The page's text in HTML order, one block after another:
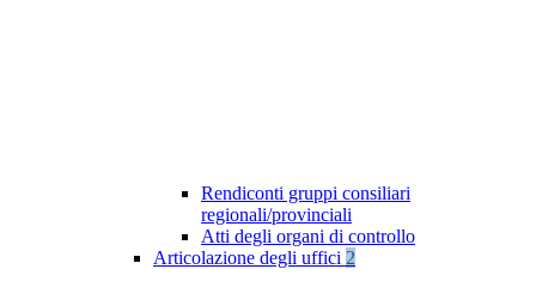
Rendiconti gruppi consiliari
regionali/provinciali
Atti degli organi di controllo
Articolazione degli uffici 2